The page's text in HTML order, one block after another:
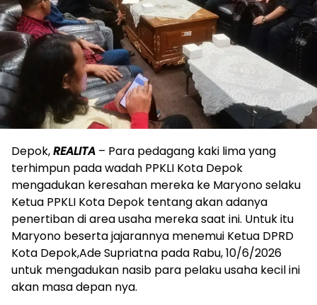
Depok,REALITA – Para pedagang kaki lima yang
terhimpun pada wadah PPKLI Kota Depok
mengadukan keresahan mereka ke Maryono selaku
Ketua PPKLI Kota Depok tentang akan adanya
penertiban di area usaha mereka saat ini. Untuk itu
Maryono beserta jajarannya menemui Ketua DPRD
Kota Depok,Ade Supriatna pada Rabu, 10/6/2026
untuk mengadukan nasib para pelaku usaha kecil ini
akan masa depan nya.